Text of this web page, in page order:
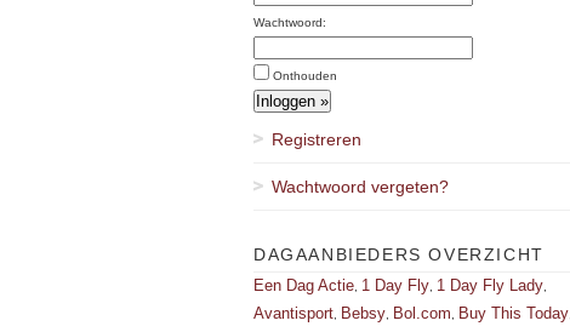
Wachtwoord:
Onthouden
Registreren
Wachtwoord vergeten?
DAGAANBIEDERS OVERZICHT
Een Dag Actie 1 Day Fly 1 Day Fly Lady
Avantisport Bebsy Bol.com Buy This Today